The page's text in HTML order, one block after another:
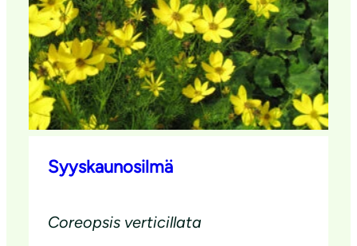
Syyskaunosilmä
Coreopsis verticillata